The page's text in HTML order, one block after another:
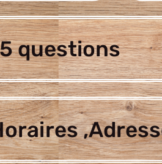
questions